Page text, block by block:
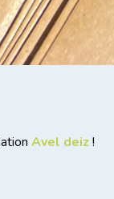
Avel deiz!